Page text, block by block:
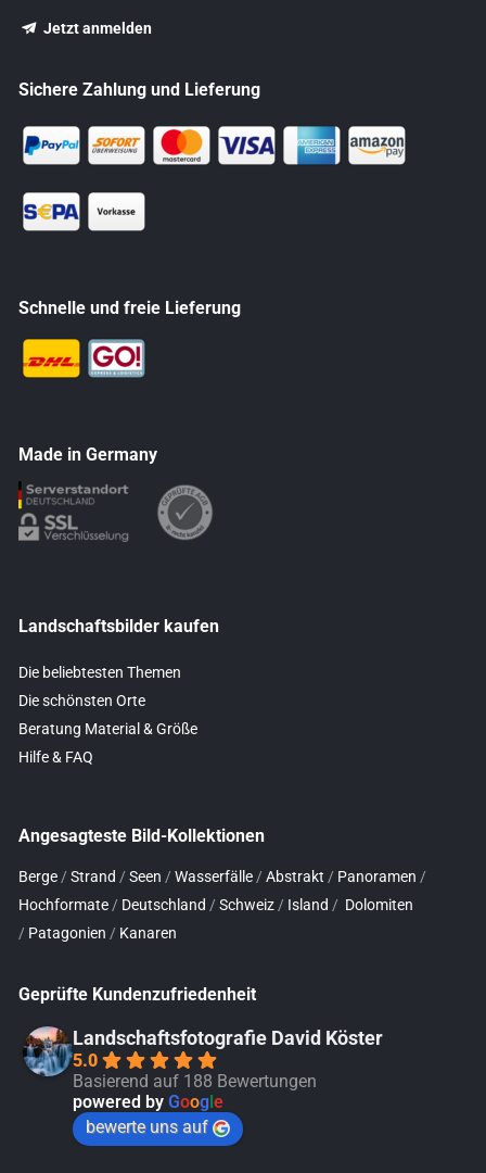
Jetzt anmelden
Sichere Zahlung und Lieferung
Schnelle und freie Lieferung
Made in Germany
Landschaftsbilder kaufen
Die beliebtesten Themen
Die schönsten Orte
Beratung Material & Größe
Hilfe & FAQ
Angesagteste Bild-Kollektionen
Berge / Strand / Seen / Wasserfälle / Abstrakt / Panoramen /
Hochformate / Deutschland / Schweiz / Island / Dolomiten
/ Patagonien / Kanaren
Geprüfte Kundenzufriedenheit
Landschaftsfotografie David Köster
5.0
Basierend auf 188 Bewertungen
powered by Google
bewerte uns auf